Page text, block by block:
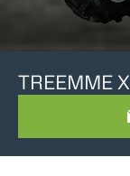
TREEMME X